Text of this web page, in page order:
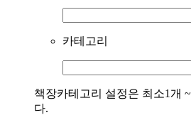
카테고리
책장카테고리 설정은 최소1개
다.